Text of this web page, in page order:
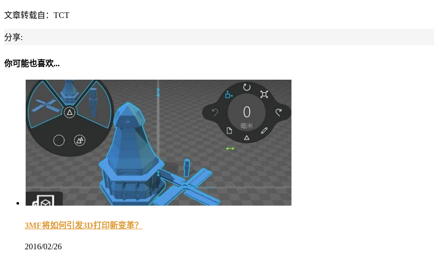
文章转载自：TCT
分享:
你可能也喜欢...
3MF将如何引发3D打印新变革？
2016/02/26